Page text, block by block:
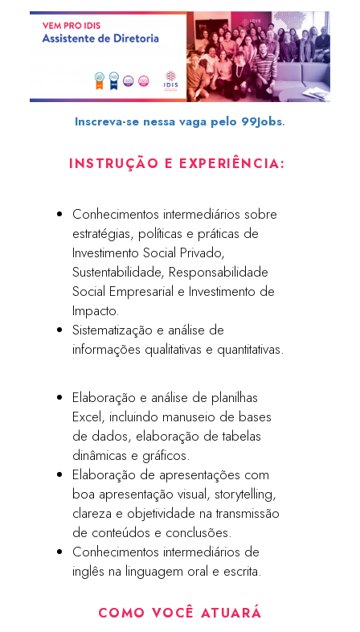
Inscreva-se nessa vaga pelo 99Jobs.
INSTRUÇÃO E EXPERIÊNCIA:
Conhecimentos intermediários sobre
estratégias, políticas e práticas de
Investimento Social Privado,
Sustentabilidade, Responsabilidade
Social Empresarial e Investimento de
Impacto.
Sistematização e análise de
informações qualitativas e quantitativas.
Elaboração e análise de planilhas
Excel, incluindo manuseio de bases
de dados, elaboração de tabelas
dinâmicas e gráficos.
Elaboração de apresentações com
boa apresentação visual, storytelling,
clareza e objetividade na transmissão
de conteúdos e conclusões.
Conhecimentos intermediários de
inglês na linguagem oral e escrita.
COMO VOCÊ ATUARÁ